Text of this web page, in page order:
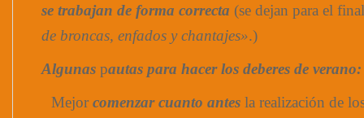
se trabajan de forma correcta (se dejan para el
de broncas, enfados y chantajes».)
Algunas pautas para hacer los deberes de verano:
Mejor comenzar cuanto antes la realización de